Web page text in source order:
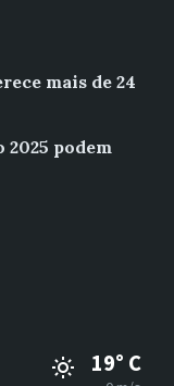
mais de 24
2025 podem
19° C